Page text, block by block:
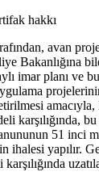
hakkı
avan
Bakanlığına
imar planı ve
amacıyla,
karşılığında, bu
51 inci
ihalesi yapılır.